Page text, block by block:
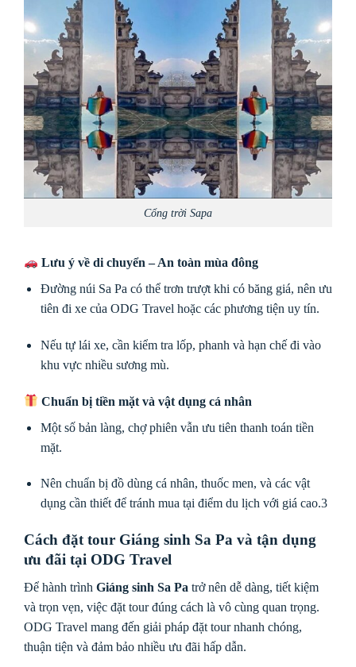
Cổng trời Sapa
Lưu ý về di chuyển – An toàn mùa đông
Đường núi Sa Pa có thể trơn trượt khi có băng giá, nên ưu
tiên đi xe của ODG Travel hoặc các phương tiện uy tín.
Nếu tự lái xe, cần kiểm tra lốp, phanh và hạn chế đi vào
khu vực nhiều sương mù.
Chuẩn bị tiền mặt và vật dụng cá nhân
Một số bản làng, chợ phiên vẫn ưu tiên thanh toán tiền
mặt.
Nên chuẩn bị đồ dùng cá nhân, thuốc men, và các vật
dụng cần thiết để tránh mua tại điểm du lịch với giá cao.3
Cách đặt tour Giáng sinh Sa Pa và tận dụng
ưu đãi tại ODG Travel
Để hành trình Giáng sinh Sa Pa trở nên dễ dàng, tiết kiệm
và trọn vẹn, việc đặt tour đúng cách là vô cùng quan trọng.
ODG Travel mang đến giải pháp đặt tour nhanh chóng,
thuận tiện và đảm bảo nhiều ưu đãi hấp dẫn.